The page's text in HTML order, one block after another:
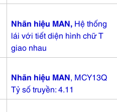
Nhãn hiệu MAN, Hệ thống
lái với tiết diện hình chữ T
giao nhau
Nhãn hiệu MAN, MCY13Q
Tỷ số truyền: 4.11